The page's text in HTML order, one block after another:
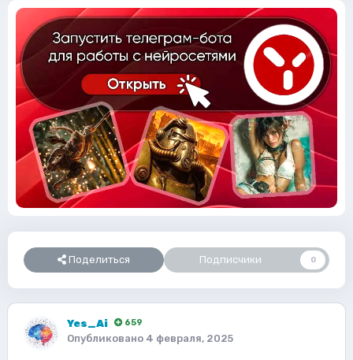
Поделиться Подписчики 0
Yes_Ai 659
Опубликовано 4 февраля, 2025